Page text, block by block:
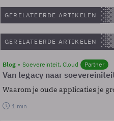
GERELATEERDE ARTIKELEN
GERELATEERDE ARTIKELEN
Blog Soevereinteit, Cloud Partner
Van legacy naar
Waarom je oude applicaties je
1 min